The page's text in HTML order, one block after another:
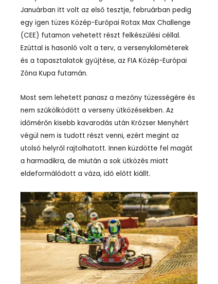
Januárban itt volt az első tesztje, februárban pedig
egy igen tüzes Közép-Európai Rotax Max Challenge
(CEE) futamon vehetett részt felkészülési céllal.
Ezúttal is hasonló volt a terv, a versenykilométerek
és a tapasztalatok gyűjtése, az FIA Közép-Európai
Zóna Kupa futamán.
Most sem lehetett panasz a mezőny tüzességére és
nem szűkölködött a verseny ütközésekben. Az
időmérőn kisebb kavarodás után Krózser Menyhért
végül nem is tudott részt venni, ezért megint az
utolsó helyről rajtolhatott. Innen küzdötte fel magát
a harmadikra, de miután a sok ütközés miatt
eldeformálódott a váza, idő előtt kiállt.